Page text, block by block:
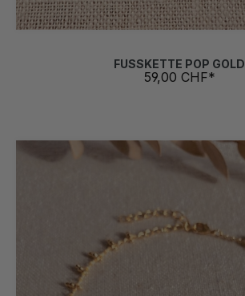
FUSSKETTE POP GOLD
59,00 CHF*